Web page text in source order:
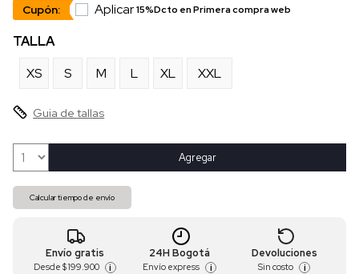
Cupón: Aplicar15%Dcto en Primera compra web
TALLA
XS
S M L XL XXL
Guia de tallas
Agregar
Calcular tiempo de envío
Envío gratis
Desde $ 199.900 i
24H Bogotá
Envío express i
Devoluciones
Sin costo i